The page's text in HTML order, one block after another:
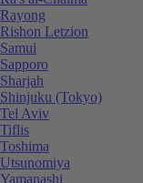
Rayong
Rishon Letzion
Samui
Sapporo
Sharjah
Shinjuku (Tokyo)
Tel Aviv
Tiflis
Toshima
Utsunomiya
Yamanashi